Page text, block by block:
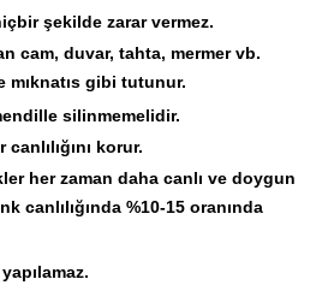
şekilde zarar vermez.
cam, duvar, tahta, mermer vb.
gibi tutunur.
silinmemelidir.
canlılığını korur.
her zaman daha canlı ve doygun
canlılığında %10-15 oranında